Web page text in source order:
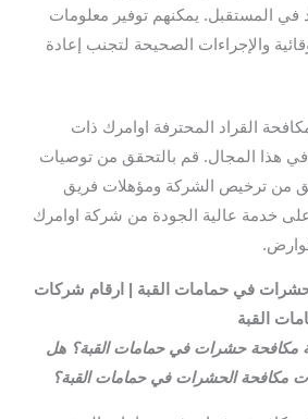
في المستقبل. يمكنهم توفير معلومات
والإجراءات الصحيحة لتجنب إعادة
القراد المحترفة اوامرك ذات
في هذا المجال. قم بالتحقق من توصيات
من ترخيص الشركة ومؤهلات فريق
خدمة عالية الجودة من شركة اوامرك
في حمامات القبة | ارقام شركات
القبة
مكافحة حشرات في حمامات القبة؟ هل
مكافحة الحشرات في حمامات القبة؟